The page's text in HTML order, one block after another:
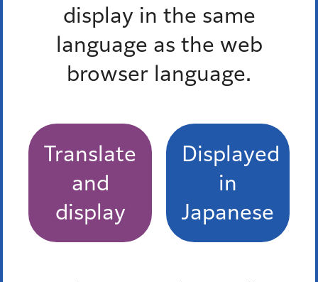
display in the same
language as the web
browser language.
Translate
and
display
Displayed
in
Japanese
多言語対応三者通話サービス
届出・手続等
建築物省エネ法（建築物のエネルギー消費性能の
向上等に関する法律）